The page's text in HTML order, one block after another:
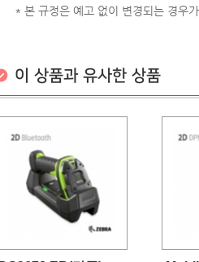
* 본 규정은 예고 없이 변경되는 경우
이 상품과 유사한 상품